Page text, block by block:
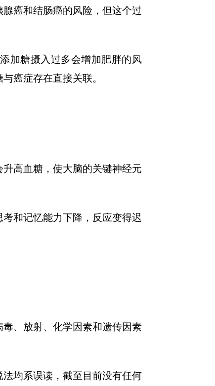
癌和结肠癌的风险，但这个过
加糖摄入过多会增加肥胖的风
癌症存在直接关联。
高血糖，使大脑的关键神经元
和记忆能力下降，反应变得迟
、放射、化学因素和遗传因素
均系误读，截至目前没有任何